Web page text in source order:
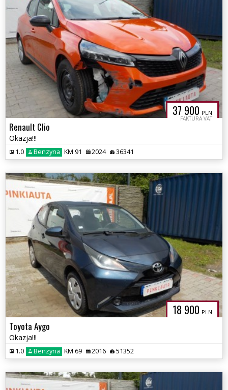
37 900 PLN
FAKTURA VAT
Renault Clio
Okazja!!!
1.0 Benzyna KM 91 2024 36341
18 900 PLN
Toyota Aygo
Okazja!!!
1.0 Benzyna KM 69 2016 51352